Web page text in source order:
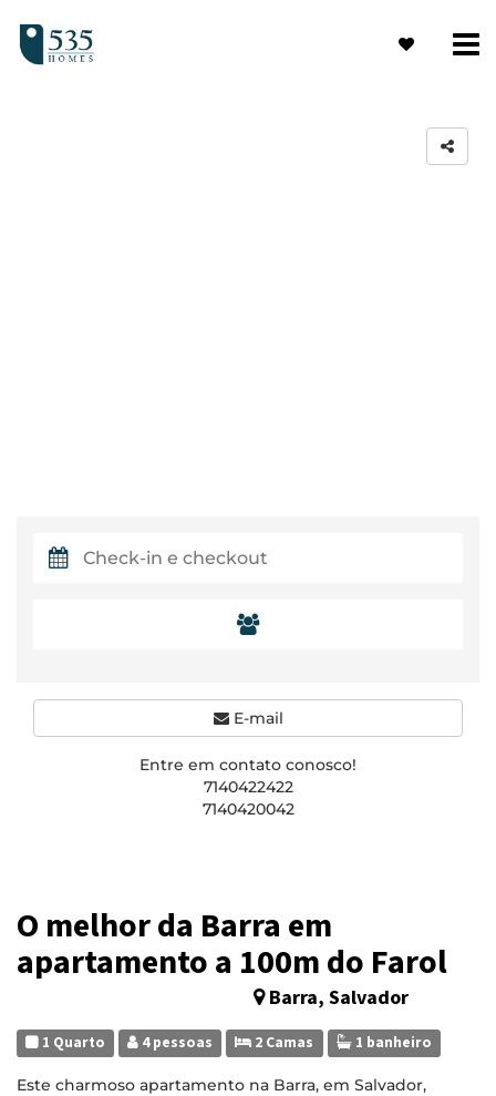
O melhor da Barra em
apartamento a 100m do Farol
Barra, Salvador
1 Quarto 4 pessoas 2 Camas 1 banheiro
Este charmoso apartamento na Barra, em Salvador,
E-mail
Entre em contato conosco!
7140422422
7140420042